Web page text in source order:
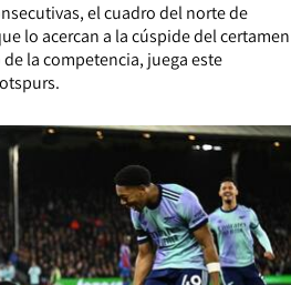
el cuadro del norte de
lo acercan a la cúspide del certamen
la competencia, juega este